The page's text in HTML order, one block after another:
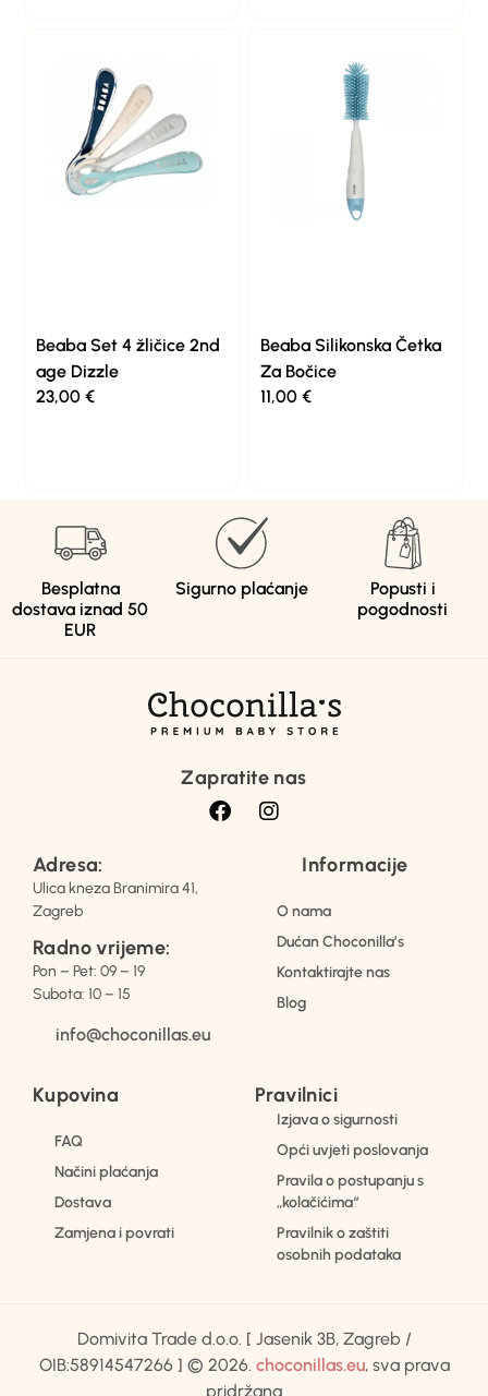
Beaba Set 4 žličice 2nd
age Dizzle
23,00€
Beaba Silikonska Četka
Za Bočice
11,00 €
Besplatna
dostava iznad 50
EUR
Sigurno plaćanje
Popusti i
pogodnosti
Zapratite nas
Adresa:
Ulica kneza Branimira 41,
Zagreb
Radno vrijeme:
Pon – Pet: 09 – 19
Subota: 10 – 15
info@choconillas.eu
Informacije
O nama
Dućan Choconilla’s
Kontaktirajte nas
Blog
Kupovina
FAQ
Načini plaćanja
Dostava
Zamjena i povrati
Pravilnici
Izjava o sigurnosti
Opći uvjeti poslovanja
Pravila o postupanju s
„kolačićima“
Pravilnik o zaštiti
osobnih podataka
Domivita Trade d.o.o. [ Jasenik 3B, Zagreb /
OIB:58914547266 ] © 2026. choconillas.eu, sva prava
pridržana